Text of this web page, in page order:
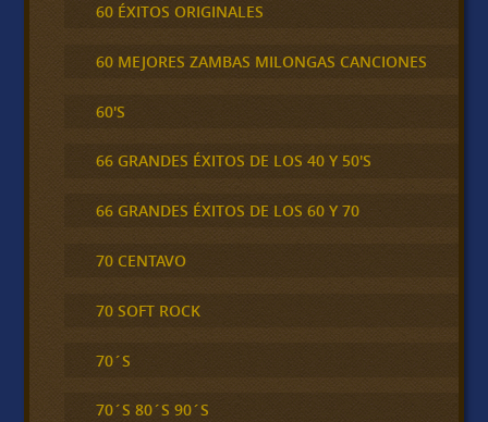
60 ÉXITOS ORIGINALES
60 MEJORES ZAMBAS MILONGAS CANCIONES
60'S
66 GRANDES ÉXITOS DE LOS 40 Y 50'S
66 GRANDES ÉXITOS DE LOS 60 Y 70
70 CENTAVO
70 SOFT ROCK
70´S
70´S 80´S 90´S